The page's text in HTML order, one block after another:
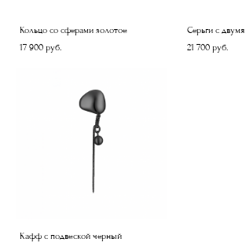
Кольцо со сферами золотое
17 900 pуб.
Серьги с
21 700 pуб.
Кафф с подвеской черный